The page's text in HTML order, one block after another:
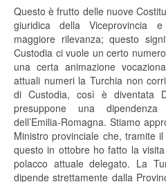
Questo è frutto delle nuove
giuridica della Viceprovincia
maggiore rilevanza; questo
Custodia ci vuole un certo
una certa animazione
attuali numeri la Turchia non
di Custodia, così è diventata
presuppone una
dell’Emilia-Romagna. Stiamo
Ministro provinciale che, tramite
questo in ottobre ho fatto la
polacco attuale delegato. La
dipende strettamente dalla